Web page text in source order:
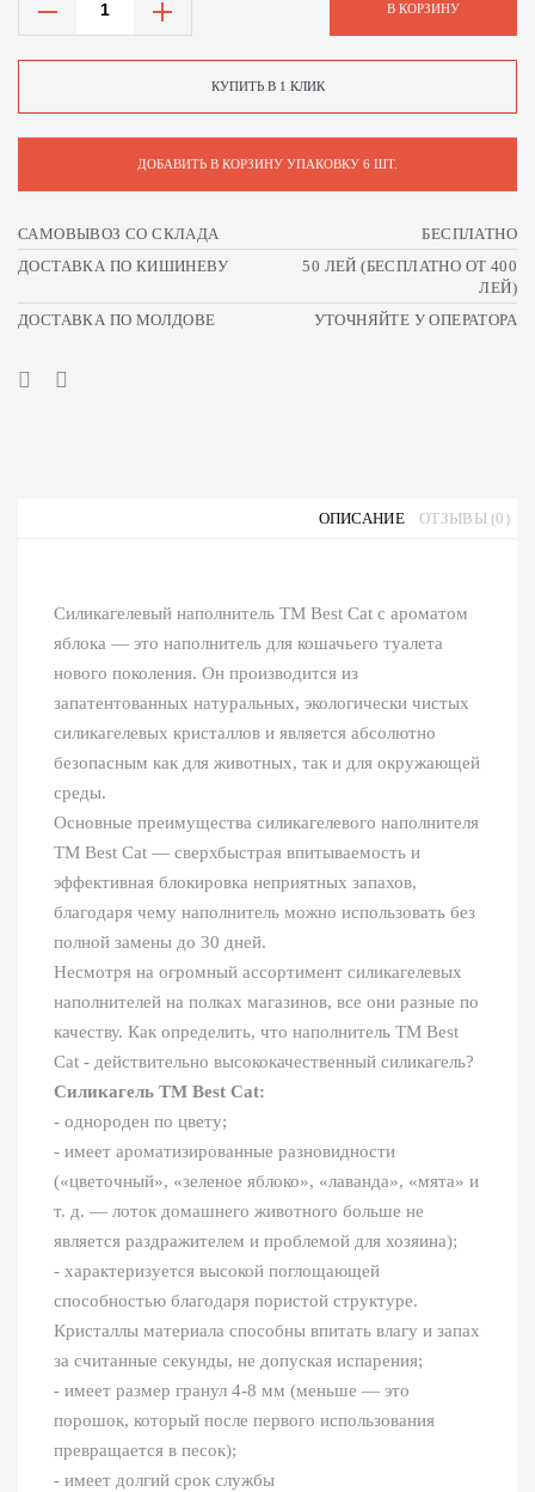
В КОРЗИНУ
КУПИТЬ В 1 КЛИК
ДОБАВИТЬ В КОРЗИНУ УПАКОВКУ 6 ШТ.
САМОВЫВОЗ СО СКЛАДА
БЕСПЛАТНО
ДОСТАВКА ПО КИШИНЕВУ
50 ЛЕЙ (БЕСПЛАТНО ОТ 400
ЛЕЙ)
ДОСТАВКА ПО МОЛДОВЕ
УТОЧНЯЙТЕ У ОПЕРАТОРА
ОПИСАНИЕ ОТЗЫВЫ (0)
Силикагелевый наполнитель ТМ Best Cat с ароматом
яблока ― это наполнитель для кошачьего туалета
нового поколения. Он производится из
запатентованных натуральных, экологически чистых
силикагелевых кристаллов и является абсолютно
безопасным как для животных, так и для окружающей
среды.
Основные преимущества силикагелевого наполнителя
ТМ Best Cat ― сверхбыстрая впитываемость и
эффективная блокировка неприятных запахов,
благодаря чему наполнитель можно использовать без
полной замены до 30 дней.
Несмотря на огромный ассортимент силикагелевых
наполнителей на полках магазинов, все они разные по
качеству. Как определить, что наполнитель ТМ Best
Cat - действительно высококачественный силикагель?
Силикагель ТМ Best Cat:
- однороден по цвету;
- имеет ароматизированные разновидности
(«цветочный», «зеленое яблоко», «лаванда», «мята» и
т. д. ― лоток домашнего животного больше не
является раздражителем и проблемой для хозяина);
- характеризуется высокой поглощающей
способностью благодаря пористой структуре.
Кристаллы материала способны впитать влагу и запах
за считанные секунды, не допуская испарения;
- имеет размер гранул 4-8 мм (меньше ― это
порошок, который после первого использования
превращается в песок);
- имеет долгий срок службы